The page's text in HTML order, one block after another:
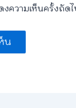
ความเห็นครั้งถัด